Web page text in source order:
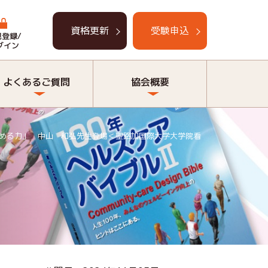
登録/
イン
資格更新 受験申込
よくあるご質問 協会概要
る力」 中山 和弘先生登場＜聖路加国際大学大学院看